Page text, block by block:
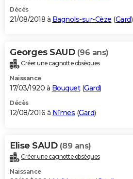
Décès
21/08/2018 à Bagnols-sur-Cèze (Gard)
Georges SAUD (96 ans)
Créer une cagnotte obsèques
Naissance
17/03/1920 à Bouquet(Gard)
Décès
12/08/2016 à Nîmes (Gard)
Elise SAUD (89 ans)
Créer une cagnotte obsèques
Naissance